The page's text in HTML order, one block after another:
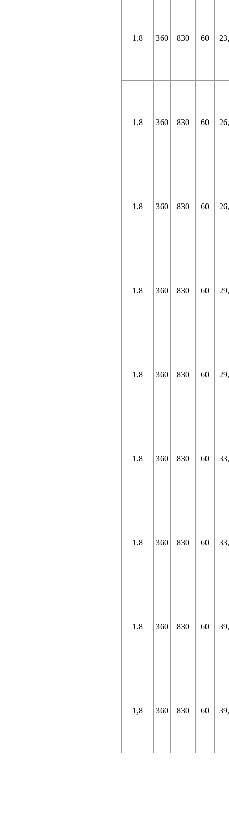
1,8 360 830 60
1,8 360 830 60
1,8 360 830 60
1,8 360 830 60
1,8 360 830 60
1,8 360 830 60
1,8 360 830 60
1,8 360 830 60
1,8 360 830 60